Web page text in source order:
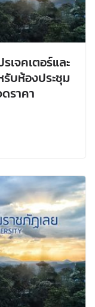
เจคเตอร์และ
บห้องประชุม
ราคา